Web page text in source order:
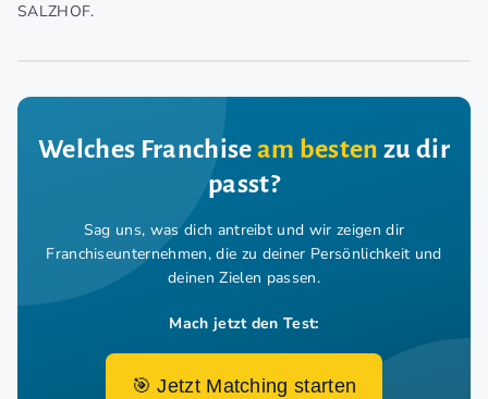
SALZHOF.
Welches Franchiseam besten zu dir
passt?
Sag uns, was dich antreibt und wir zeigen dir
Franchiseunternehmen, die zu deiner Persönlichkeit und
deinen Zielen passen.
Mach jetzt den Test:
🎯 Jetzt Matching starten